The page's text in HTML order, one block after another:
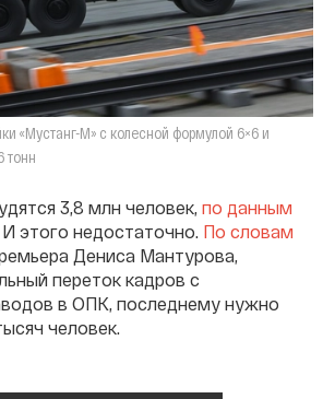
«Мустанг-М» с колесной формулой 6×6 и
тонн
3,8 млн человек, по данным
этого недостаточно. По словам
Дениса Мантурова,
переток кадров с
в ОПК, последнему нужно
человек.